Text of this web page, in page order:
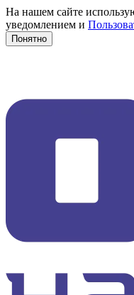
На нашем сайте
уведомлением и
Понятно